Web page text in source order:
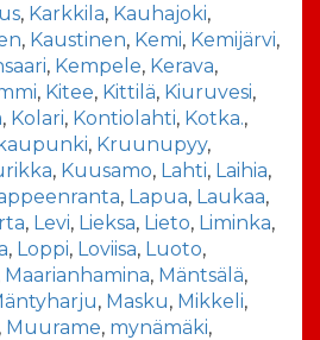
, Karkkila, Kauhajoki,
, Kaustinen, Kemi, Kemijärvi,
, Kempele, Kerava,
, Kitee, Kittilä, Kiuruvesi,
, Kolari, Kontiolahti, Kotka.,
, Kruunupyy,
, Kuusamo, Lahti, Laihia,
, Lapua, Laukaa,
, Levi, Lieksa, Lieto, Liminka,
, Loppi, Loviisa, Luoto,
Maarianhamina, Mäntsälä,
, Masku, Mikkeli,
, Muurame, mynämäki,